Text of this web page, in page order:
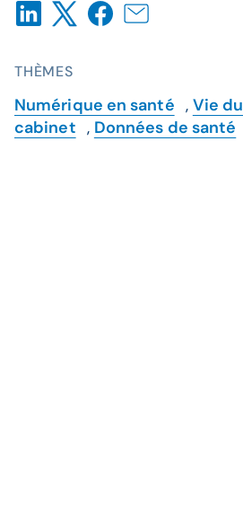
THÈMES
Numérique en santé , Vie du
cabinet , Données de santé